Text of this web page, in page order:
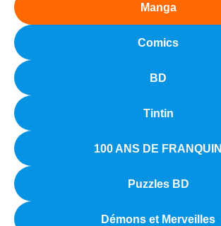
Manga
Comics
BD
Tintin
100 ANS DE FRANQUIN
Puzzles BD
Démons et Merveilles